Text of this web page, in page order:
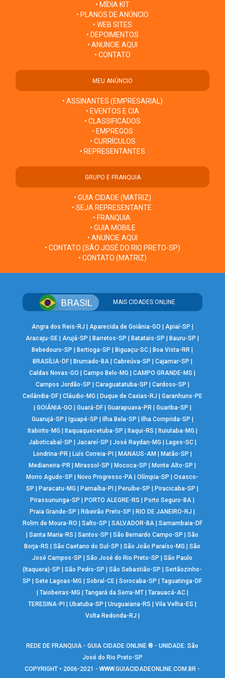
• MÍDIA KIT
• PLANOS DE ANÚNCIO
• WEB SITES
• DEPOIMENTOS
• ANUNCIE AQUI
• CONTATO
MEU ANÚNCIO
• ASSINANTES (EMPRESARIAL)
• EVENTOS E CIA
• CLASSIFICADOS
• EMPREGOS
• CURRÍCULOS
• REPRESENTANTES
GRUPO E FRANQUIA
• GUIA CIDADE (MATRIZ)
• SEJA REPRESENTANTE
• FRANQUIA
• GUIA MOBILE
• ANUNCIE AQUI
• CONTATO (SÃO JOSÉ DO RIO PRETO-SP)
• CONTATO (MATRIZ)
MAIS CIDADES ONLINE
Angra dos Reis-RJ | Aparecida de Goiânia-GO | Apiaí-SP |
Aracaju-SE | Arujá-SP |Barretos-SP |Batatais-SP |Bauru-SP |
Bebedouro-SP |Bertioga-SP |Biguaçu-SC |Boa Vista-RR |
BRASÍLIA-DF| Brumado-BA| Cabreúva-SP | Cajamar-SP |
Caldas Novas-GO |Campo Belo-MG |CAMPO GRANDE-MS |
Campos Jordão-SP | Caraguatatuba-SP | Cardoso-SP |
Ceilândia-DF| Cláudio-MG | Duque de Caxias-RJ | Garanhuns-PE
| GOIÂNIA-GO | Guará-DF| Guarapuava-PR | Guariba-SP |
Guarujá-SP | Iguapé-SP | Ilha Bela-SP | Ilha Comprida-SP |
Itabirito-MG | Itaquaquecetuba-SP | Itaqui-RS | Ituiutaba-MG |
Jaboticabal-SP | Jacareí-SP | José Raydan-MG | Lages-SC|
Londrina-PR | Luís Correia-PI | MANAUS-AM | Matão-SP |
Medianeira-PR |Mirassol-SP |Mococa-SP |Monte Alto-SP |
Morro Agudo-SP |Novo Progresso-PA |Olímpia-SP |Osasco-
SP |Paracatu-MG |Parnaíba-PI |Peruíbe-SP |Piracicaba-SP |
Pirassununga-SP |PORTO ALEGRE-RS |Porto Seguro-BA |
Praia Grande-SP |Ribeirão Preto-SP |RIO DE JANEIRO-RJ |
Rolim de Moura-RO | Salto-SP | SALVADOR-BA| Samambaia-DF
|Santa Maria-RS |Santos-SP |São Bernardo Campo-SP |São
Borja-RS |São Caetano do Sul-SP |São João Paraíso-MG |São
José Campos-SP |São José do Rio Preto-SP |São Paulo
(Itaquera)-SP |São Pedro-SP |São Sebastião-SP |Sertãozinho-
SP |Sete Lagoas-MG |Sobral-CE |Sorocaba-SP |Taguatinga-DF
| Taiobeiras-MG | Tangará da Serra-MT| Tarauacá-AC|
TERESINA-PI |Ubatuba-SP |Uruguaiana-RS |Vila Velha-ES |
Volta Redonda-RJ |
REDE DE FRANQUIA - GUIA CIDADE ONLINE ® - UNIDADE: São
José do Rio Preto-SP
COPYRIGHT • 2006-2021 -WWW.GUIACIDADEONLINE.COM.BR -